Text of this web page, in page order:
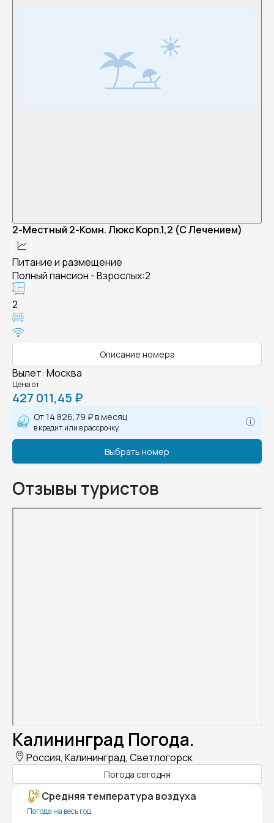
2-Местный 2-Комн. Люкс Корп.1,2 (С Лечением)
Питание и размещение
Полный пансион - Взрослых:2
2
Описание номера
Вылет: Москва
Цена от
427 011,45 ₽
От14 826,79 ₽в месяц
в кредит или в рассрочку
Выбрать номер
Отзывы туристов
Калининград Погода.
Россия, Калининград, Светлогорск
Погода сегодня
Средняя температура воздуха
Погода на весь год